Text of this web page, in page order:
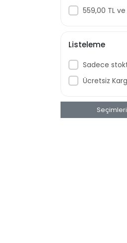
559,00 TL
Listeleme
Sadece
Ücretsiz